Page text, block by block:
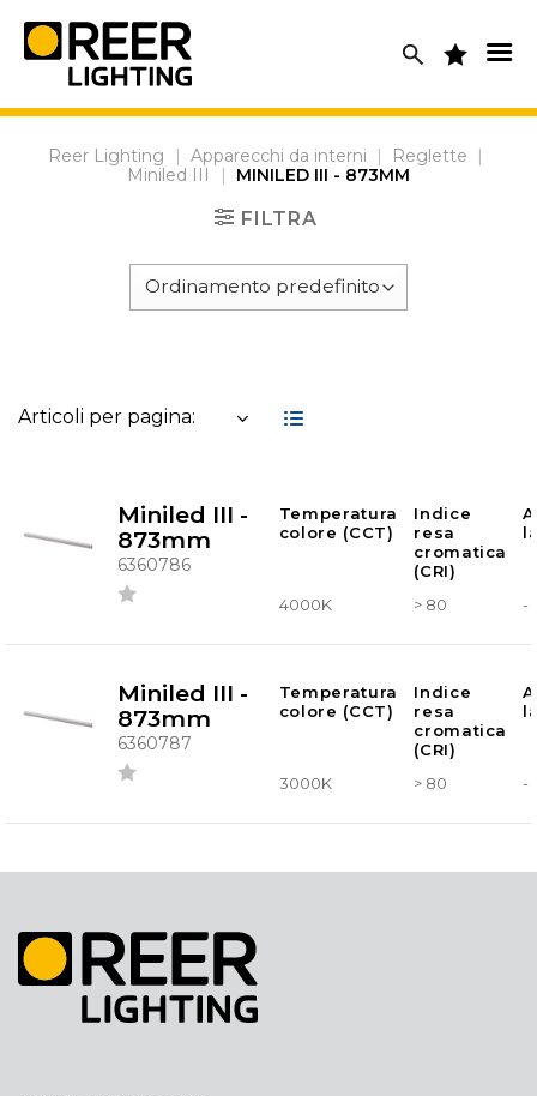
content
Reer Lighting | Apparecchi da interni | Reglette
|
Miniled III
| MINILED III - 873MM
FILTRA
Articoli per pagina:
Miniled III -
873mm
6360786
Temperatura
colore (CCT)
Indice
resa
cromatica
(CRI)
4000K > 80 -
Miniled III -
873mm
6360787
Temperatura
colore (CCT)
Indice
resa
cromatica
(CRI)
3000K > 80 -